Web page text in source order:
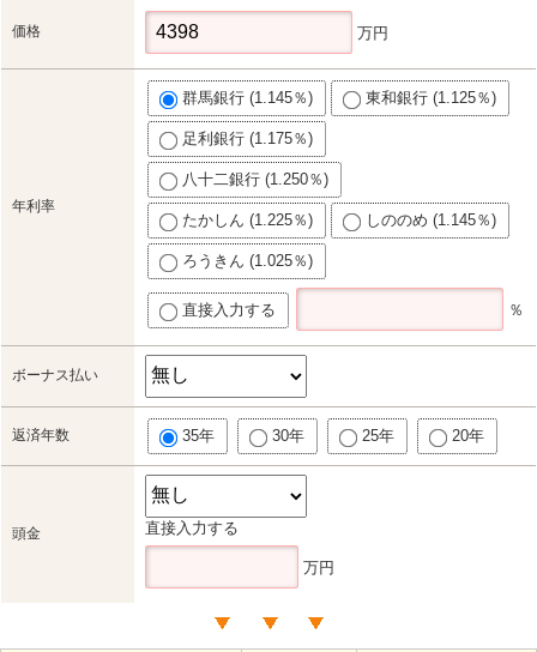
価格 万円
年利率
群馬銀行 (1.145％) 東和銀行 (1.125％)
足利銀行 (1.175％)
八十二銀行 (1.250％)
たかしん (1.225％) しののめ (1.145％)
ろうきん (1.025％)
直接入力する ％
ボーナス払い
返済年数 35年 30年 25年 20年
頭金 直接入力する
万円